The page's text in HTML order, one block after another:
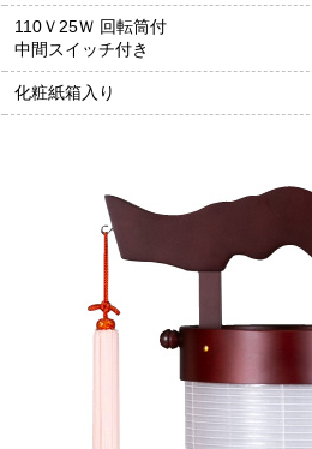
110Ｖ25Ｗ 回転筒付
中間スイッチ付き
化粧紙箱入り